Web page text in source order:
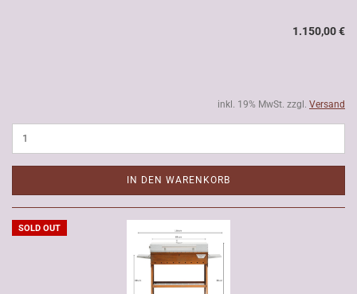
1.150,00 €
inkl. 19% MwSt. zzgl. Versand
IN DEN WARENKORB
SOLD OUT